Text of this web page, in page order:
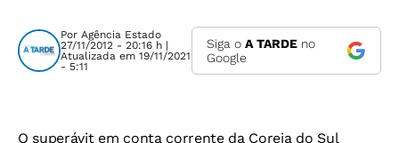
Por Agência Estado
27/11/2012 - 20:16 h |
Atualizada em 19/11/2021
- 5:11
Siga o A TARDEno
Google
O superávit em conta corrente da Coreia do Sul